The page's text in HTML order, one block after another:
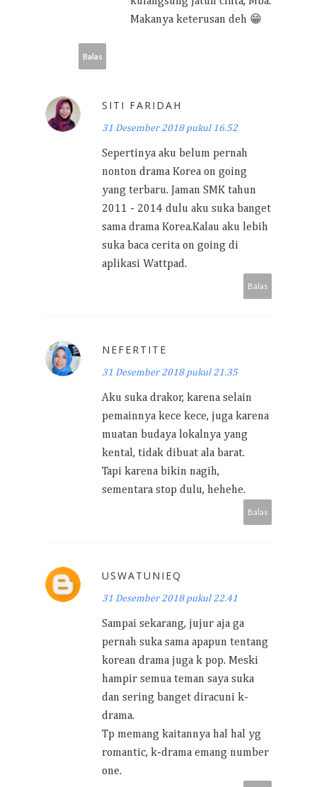
Makanya keterusan deh 😁
Balas
SITI FARIDAH
31 Desember 2018 pukul 16.52
Sepertinya aku belum pernah
nonton drama Korea on going
yang terbaru. Jaman SMK tahun
2011 - 2014 dulu aku suka banget
sama drama Korea.Kalau aku lebih
suka baca cerita on going di
aplikasi Wattpad.
Balas
NEFERTITE
31 Desember 2018 pukul 21.35
Aku suka drakor, karena selain
pemainnya kece kece, juga karena
muatan budaya lokalnya yang
kental, tidak dibuat ala barat.
Tapi karena bikin nagih,
sementara stop dulu, hehehe.
Balas
USWATUNIEQ
31 Desember 2018 pukul 22.41
Sampai sekarang, jujur aja ga
pernah suka sama apapun tentang
korean drama juga k pop. Meski
hampir semua teman saya suka
dan sering banget diracuni k-
drama.
Tp memang kaitannya hal hal yg
romantic, k-drama emang number
one.